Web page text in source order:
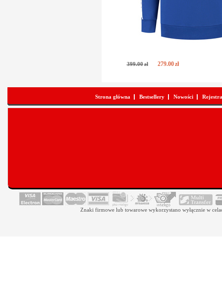
399.00zł 279.00zł
Strona główna Bestsellery Nowości
Znaki firmowe lub towarowe wykorzystano wyłącznie w